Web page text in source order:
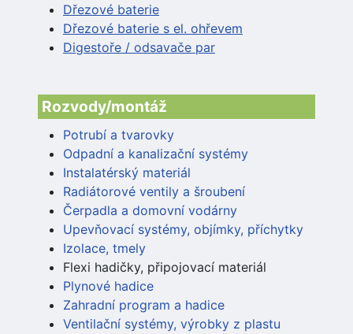
Dřezové baterie
Dřezové baterie s el. ohřevem
Digestoře / odsavače par
Rozvody/montáž
Potrubí a tvarovky
Odpadní a kanalizační systémy
Instalatérský materiál
Radiátorové ventily a šroubení
Čerpadla a domovní vodárny
Upevňovací systémy, objímky, příchytky
Izolace, tmely
Flexi hadičky, připojovací materiál
Plynové hadice
Zahradní program a hadice
Ventilační systémy, výrobky z plastu